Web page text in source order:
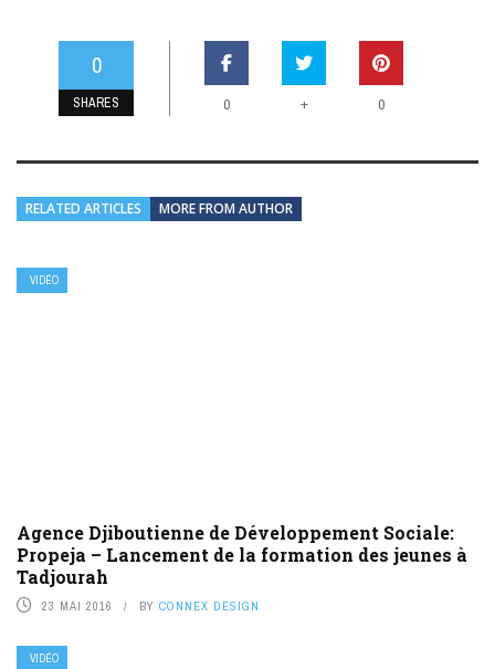
0
SHARES 0 + 0
RELATED ARTICLES MORE FROM AUTHOR
VIDÉO
Agence Djiboutienne de Développement Sociale:
Propeja – Lancement de la formation des jeunes à
Tadjourah
23 MAI 2016 BY CONNEX DESIGN
VIDÉO